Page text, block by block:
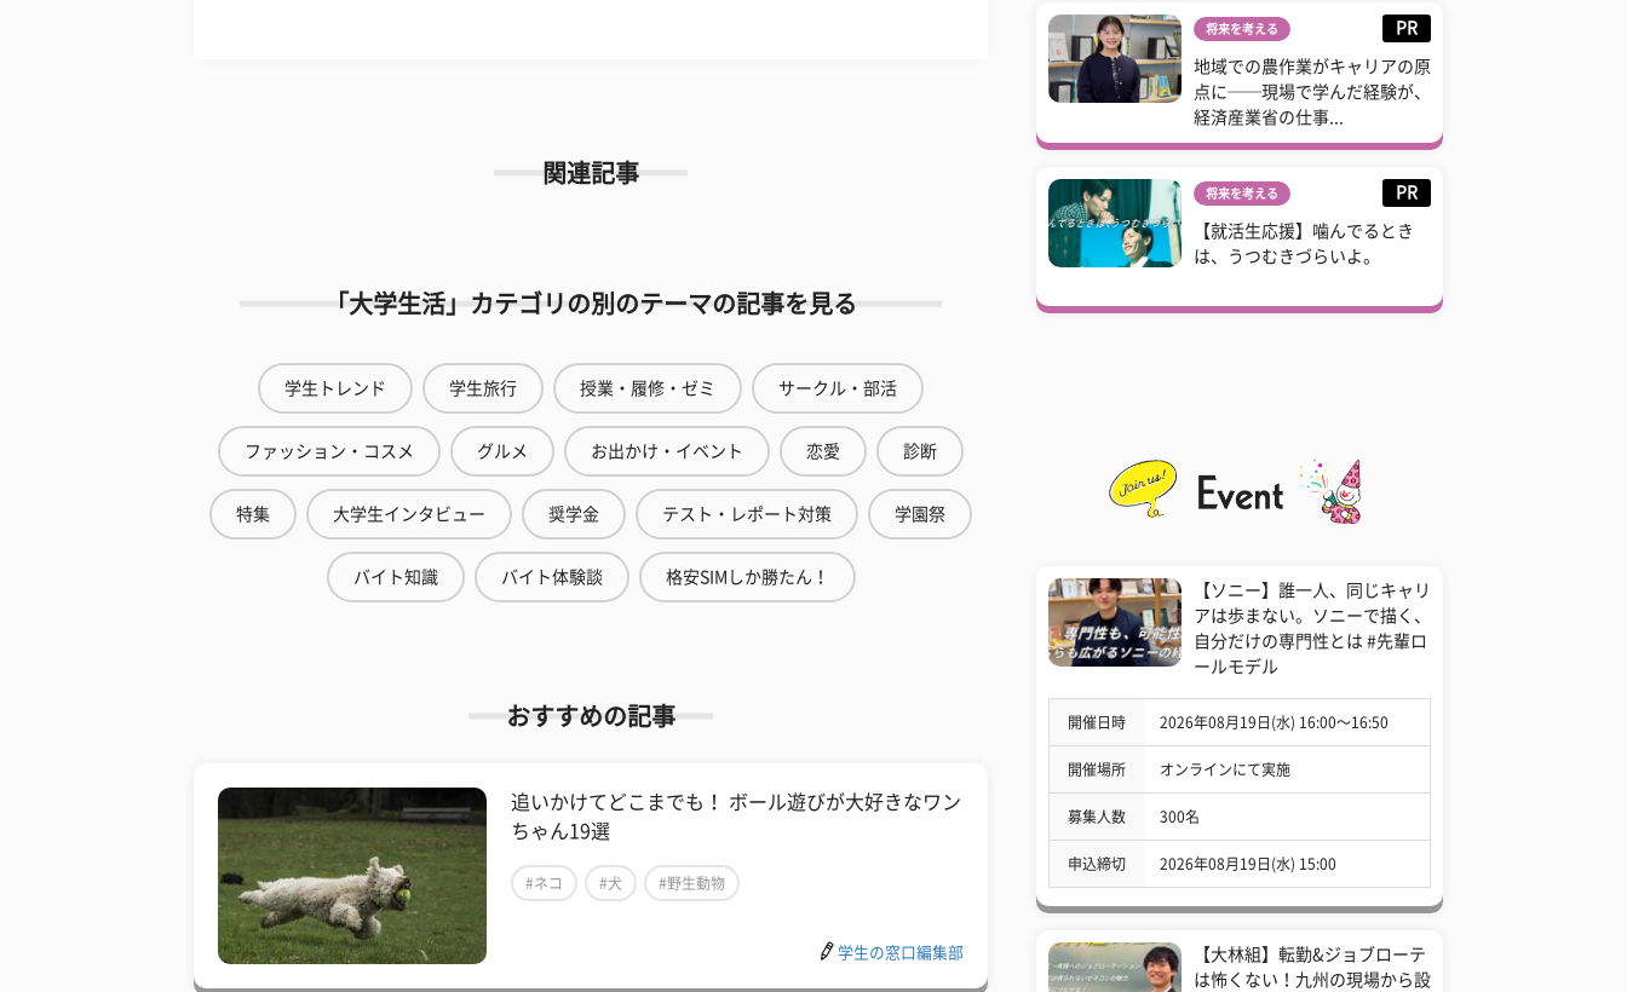
関連記事
「大学生活」カテゴリの別のテーマの記事を見る
学生トレンド 学生旅行 授業・履修・ゼミ サークル・部活
ファッション・コスメ グルメ お出かけ・イベント 恋愛 診断
特集 大学生インタビュー 奨学金 テスト・レポート対策 学園祭
バイト知識 バイト体験談 格安SIMしか勝たん！
おすすめの記事
追いかけてどこまでも！ ボール遊びが大好きなワン
ちゃん19選
#ネコ #犬 #野生動物
学生の窓口編集部
将来を考える PR
地域での農作業がキャリアの原
点に──現場で学んだ経験が、
経済産業省の仕事...
将来を考える PR
【就活生応援】噛んでるとき
は、うつむきづらいよ。
【ソニー】誰一人、同じキャリ
アは歩まない。ソニーで描く、
自分だけの専門性とは #先輩ロ
ールモデル
開催日時 2026年08月19日(水) 16:00〜16:50
開催場所 オンラインにて実施
募集人数 300名
申込締切 2026年08月19日(水) 15:00
【大林組】転勤&ジョブローテ
は怖くない！九州の現場から設